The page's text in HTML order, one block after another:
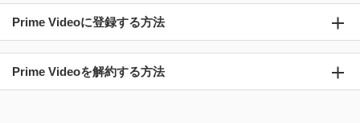
Prime Videoに登録する方法
Prime Videoを解約する方法